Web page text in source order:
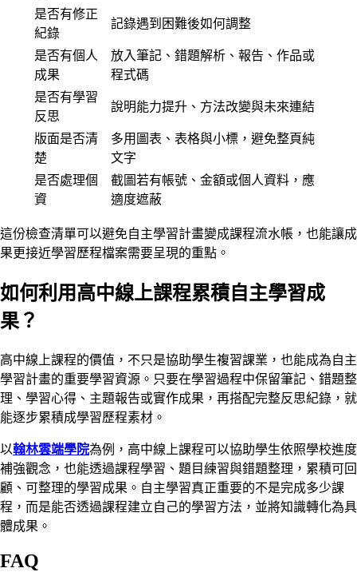
是否有修正
紀錄
記錄遇到困難後如何調整
是否有個人
成果
放入筆記、錯題解析、報告、作品或
程式碼
是否有學習
反思
說明能力提升、方法改變與未來連結
版面是否清
楚
多用圖表、表格與小標，避免整頁純
文字
是否處理個
資
截圖若有帳號、金額或個人資料，應
適度遮蔽
這份檢查清單可以避免自主學習計畫變成課程流水帳，也能讓成
果更接近學習歷程檔案需要呈現的重點。
如何利用高中線上課程累積自主學習成
果？
高中線上課程的價值，不只是協助學生複習課業，也能成為自主
學習計畫的重要學習資源。只要在學習過程中保留筆記、錯題整
理、學習心得、主題報告或實作成果，再搭配完整反思紀錄，就
能逐步累積成學習歷程素材。
以翰林雲端學院為例，高中線上課程可以協助學生依照學校進度
補強觀念，也能透過課程學習、題目練習與錯題整理，累積可回
顧、可整理的學習成果。自主學習真正重要的不是完成多少課
程，而是能否透過課程建立自己的學習方法，並將知識轉化為具
體成果。
FAQ